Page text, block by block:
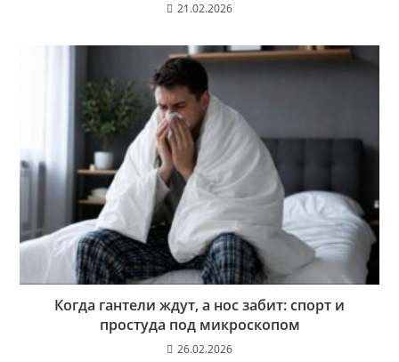
21.02.2026
Когда гантели ждут, а нос забит: спорт и
простуда под микроскопом
26.02.2026